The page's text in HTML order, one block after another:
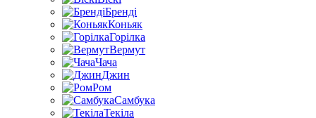
Бренді
Коньяк
Горілка
Вермут
Чача
Джин
Ром
Самбука
Текіла